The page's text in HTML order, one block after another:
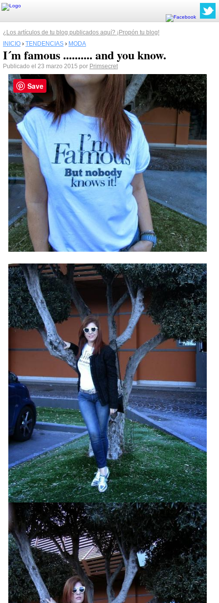
¿Los artículos de tu blog publicados aquí? ¡Propón tu blog!
INICIO › TENDENCIAS › MODA
I´m famous .......... and you know.
Publicado el 23 marzo 2015 por Primsecret
Save